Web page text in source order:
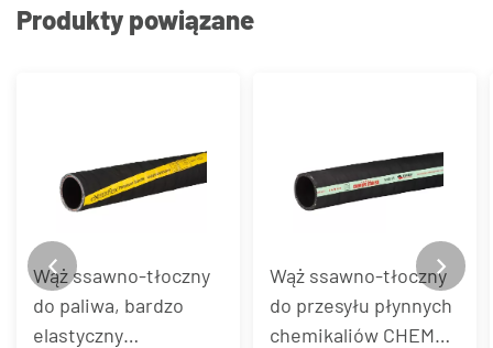
Produkty powiązane
Wąż ssawno-tłoczny
do paliwa, bardzo
elastyczny
Wąż ssawno-tłoczny
do przesyłu płynnych
chemikaliów CHEM